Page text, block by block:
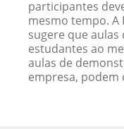
participantes
mesmo tempo. A
sugere que
estudantes ao
aulas de
empresa, podem